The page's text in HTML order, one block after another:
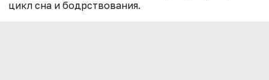
цикл сна и бодрствования.